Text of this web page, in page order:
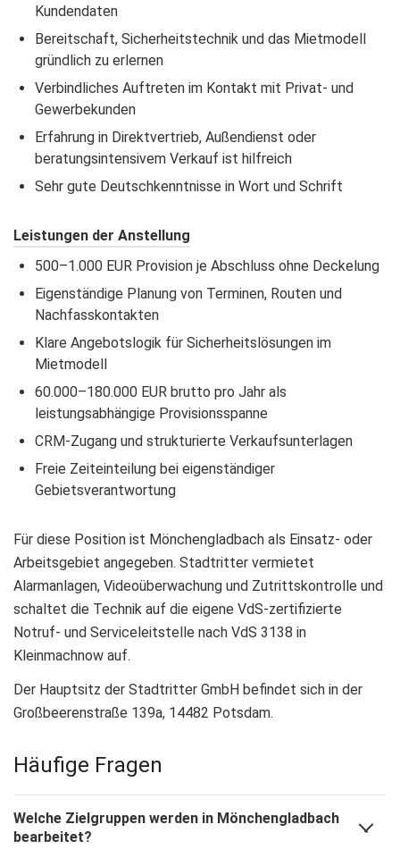
Kundendaten
Bereitschaft, Sicherheitstechnik und das Mietmodell
gründlich zu erlernen
Verbindliches Auftreten im Kontakt mit Privat- und
Gewerbekunden
Erfahrung in Direktvertrieb, Außendienst oder
beratungsintensivem Verkauf ist hilfreich
Sehr gute Deutschkenntnisse in Wort und Schrift
Leistungen der Anstellung
500–1.000 EUR Provision je Abschluss ohne Deckelung
Eigenständige Planung von Terminen, Routen und
Nachfasskontakten
Klare Angebotslogik für Sicherheitslösungen im
Mietmodell
60.000–180.000 EUR brutto pro Jahr als
leistungsabhängige Provisionsspanne
CRM-Zugang und strukturierte Verkaufsunterlagen
Freie Zeiteinteilung bei eigenständiger
Gebietsverantwortung
Für diese Position ist Mönchengladbach als Einsatz- oder
Arbeitsgebiet angegeben. Stadtritter vermietet
Alarmanlagen, Videoüberwachung und Zutrittskontrolle und
schaltet die Technik auf die eigene VdS-zertifizierte
Notruf- und Serviceleitstelle nach VdS 3138 in
Kleinmachnow auf.
Der Hauptsitz der Stadtritter GmbH befindet sich in der
Großbeerenstraße 139a, 14482 Potsdam.
Häufige Fragen
Welche Zielgruppen werden in Mönchengladbach
bearbeitet?